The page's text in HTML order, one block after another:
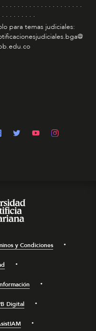
. . . . . . . . . . . . . . . . . . . . .
. . . . . . . . .
para temas judiciales:
y Condiciones
Digital